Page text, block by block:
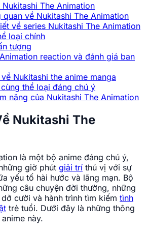
The Animation
quan về Nukitashi The Animation
về series Nukitashi The Animation
loại chính
tượng
reaction và đánh giá ban
Nukitashi the anime manga
thể loại đáng chú ý
năng của Nukitashi The Animation
Nukitashi The
là một bộ anime đáng chú ý,
giờ phút giải trí thú vị với sự
yếu tố hài hước và lãng mạn. Bộ
câu chuyện đời thường, những
cười và hành trình tìm kiếm tình
trẻ tuổi. Dưới đây là những thông
này.